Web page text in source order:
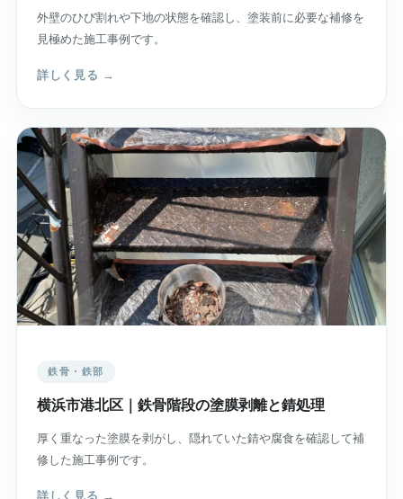
外壁のひび割れや下地の状態を確認し、塗装前に必要な補修を
見極めた施工事例です。
詳しく見る →
鉄骨・鉄部
横浜市港北区｜鉄骨階段の塗膜剥離と錆処理
厚く重なった塗膜を剥がし、隠れていた錆や腐食を確認して補
修した施工事例です。
詳しく見る →